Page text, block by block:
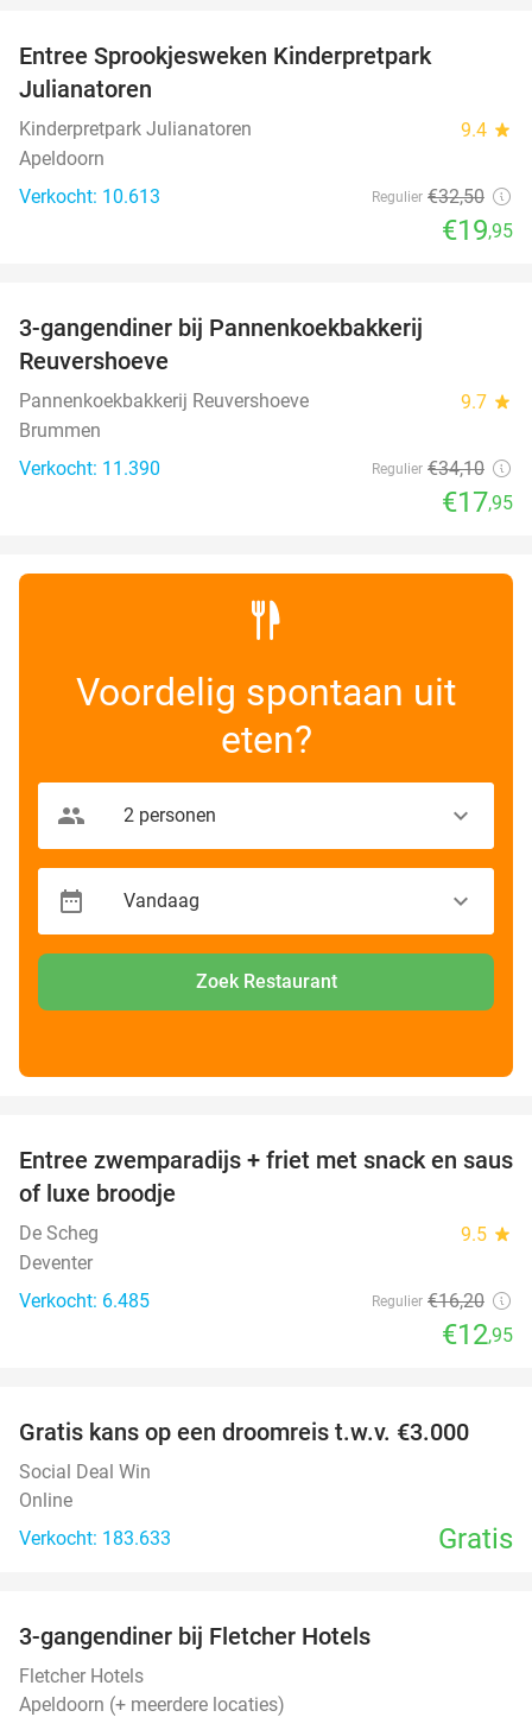
Entree Sprookjesweken Kinderpretpark
Julianatoren
Kinderpretpark Julianatoren 9.4 star
Apeldoorn
Verkocht: 10.613
Regulier €32,50
€19,95
3-gangendiner bij Pannenkoekbakkerij
Reuvershoeve
Pannenkoekbakkerij Reuvershoeve 9.7 star
Brummen
Verkocht: 11.390
Regulier €34,10
€17,95
Voordelig spontaan uit
eten?
Zoek Restaurant
20%
Entree zwemparadijs + friet met snack en saus
of luxe broodje
De Scheg 9.5 star
Deventer
Verkocht: 6.485
Regulier €16,20
€12,95
Gratis kans op een droomreis t.w.v. €3.000
Social Deal Win
Online
Verkocht: 183.633
Gratis
3-gangendiner bij Fletcher Hotels
Fletcher Hotels
Apeldoorn (+ meerdere locaties)